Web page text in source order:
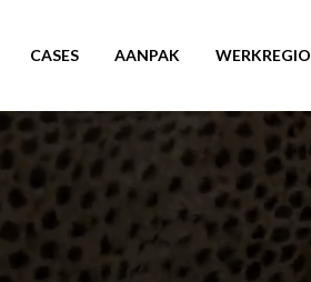
CASES AANPAK WERKREGIO